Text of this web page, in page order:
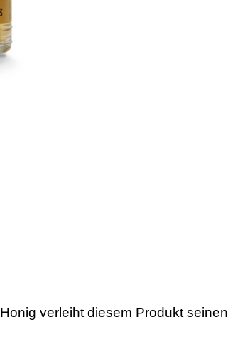
verleiht diesem Produkt seinen